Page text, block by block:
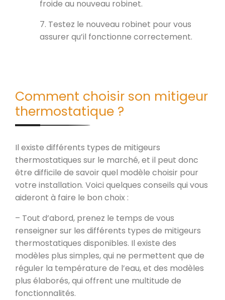
froide au nouveau robinet.
7. Testez le nouveau robinet pour vous
assurer qu’il fonctionne correctement.
Comment choisir son mitigeur
thermostatique ?
Il existe différents types de mitigeurs
thermostatiques sur le marché, et il peut donc
être difficile de savoir quel modèle choisir pour
votre installation. Voici quelques conseils qui vous
aideront à faire le bon choix :
– Tout d’abord, prenez le temps de vous
renseigner sur les différents types de mitigeurs
thermostatiques disponibles. Il existe des
modèles plus simples, qui ne permettent que de
réguler la température de l’eau, et des modèles
plus élaborés, qui offrent une multitude de
fonctionnalités.